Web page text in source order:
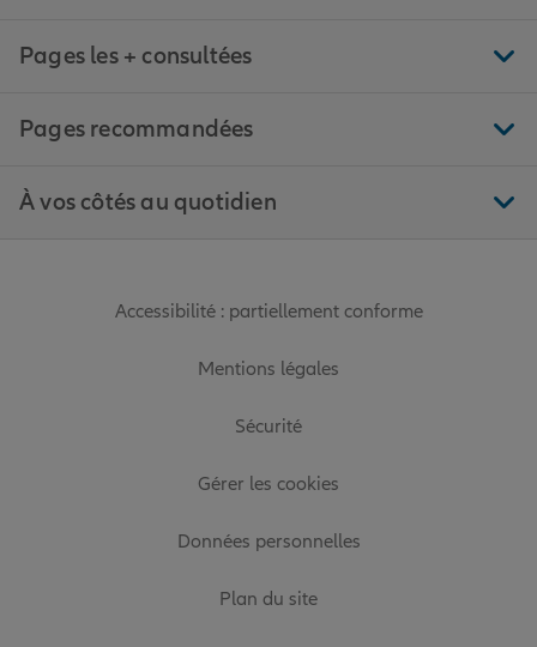
Pages les + consultées
Pages recommandées
À vos côtés au quotidien
Accessibilité : partiellement conforme
Mentions légales
Sécurité
Gérer les cookies
Données personnelles
Plan du site